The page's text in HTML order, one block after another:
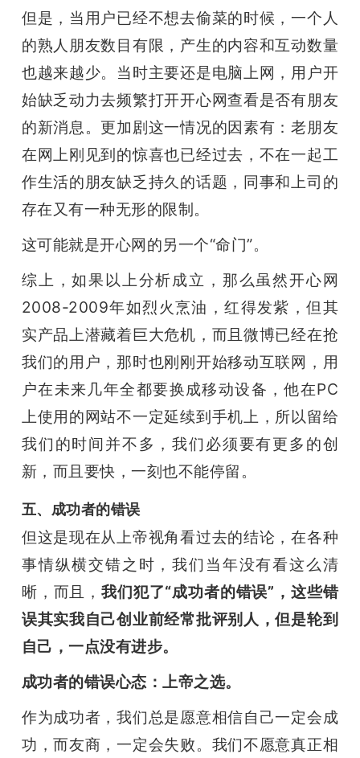
但是，当用户已经不想去偷菜的时候，一个人
的熟人朋友数目有限，产生的内容和互动数量
也越来越少。当时主要还是电脑上网，用户开
始缺乏动力去频繁打开开心网查看是否有朋友
的新消息。更加剧这一情况的因素有：老朋友
在网上刚见到的惊喜也已经过去，不在一起工
作生活的朋友缺乏持久的话题，同事和上司的
存在又有一种无形的限制。
这可能就是开心网的另一个“命门”。
综上，如果以上分析成立，那么虽然开心网
2008-2009年如烈火烹油，红得发紫，但其
实产品上潜藏着巨大危机，而且微博已经在抢
我们的用户，那时也刚刚开始移动互联网，用
户在未来几年全都要换成移动设备，他在PC
上使用的网站不一定延续到手机上，所以留给
我们的时间并不多，我们必须要有更多的创
新，而且要快，一刻也不能停留。
五、成功者的错误
但这是现在从上帝视角看过去的结论，在各种
事情纵横交错之时，我们当年没有看这么清
晰，而且，我们犯了“成功者的错误”，这些错
误其实我自己创业前经常批评别人，但是轮到
自己，一点没有进步。
成功者的错误心态：上帝之选。
作为成功者，我们总是愿意相信自己一定会成
功，而友商，一定会失败。我们不愿意真正相